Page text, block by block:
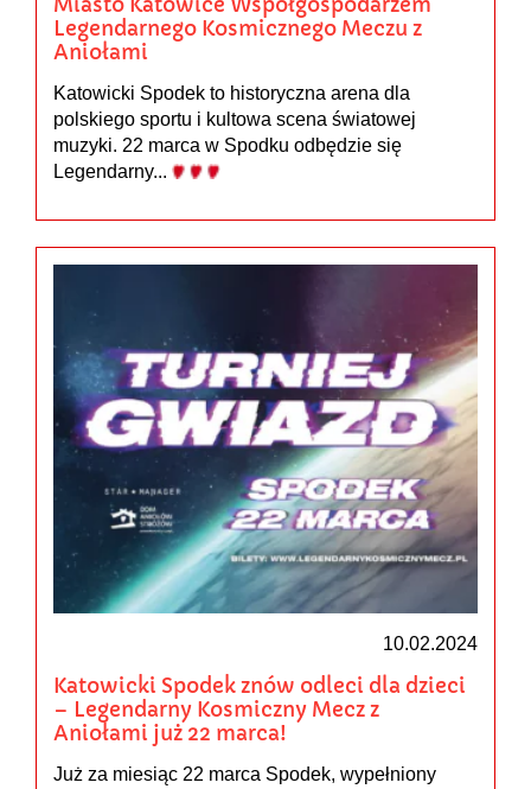
Legendarnego Kosmicznego Meczu z
Aniołami
Katowicki Spodek to historyczna arena dla
polskiego sportu i kultowa scena światowej
muzyki. 22 marca w Spodku odbędzie się
Legendarny...
10.02.2024
Katowicki Spodek znów odleci dla dzieci
– Legendarny Kosmiczny Mecz z
Aniołami już 22 marca!
Już za miesiąc 22 marca Spodek, wypełniony